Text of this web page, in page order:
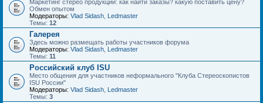
Маркетинг стерео продукции: как найти заказы? какую поставить цену?
Обмен опытом
Модераторы: Vlad Sidash Ledmaster
Темы: 12
Галерея
Здесь можно размещать работы участников форума
Модераторы: Vlad Sidash Ledmaster
Темы: 11
Российский клуб ISU
Место общения для участников неформального "Клуба Стереоскопистов
ISU России"
Модераторы: Vlad Sidash Ledmaster
Темы: 3